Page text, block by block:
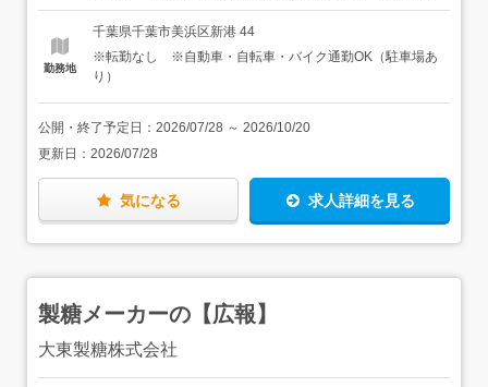
運用提案・労働安全衛生の主管（安全衛生委員会の運営、
工場パトロール、改善指導など）＜IT・システム＞・事業
運営に適したネットワーク環境の導入検討・申請◆入社後
は…既存の総務メンバーと一緒に、日々の業務から少しず
つ全体像を掴んでいっていただきます。徐々に業務範囲を
広げ、経験を積んでいきましょう。◆ゆくゆくは…あなた
もお任せしたいと考えています。★各拠点のファシリティ
業務は、食堂の運用ルール提案や、拠点の草刈りの計画な
ども含め、多岐にわたります。★総務メンバーは、若手か
らベテランまで、6名の社員が活躍中！
に就くことも見据えて、腰を据えて働きたい方・会社全体
＞年収500万円～680万円
勤務地
千葉県千葉市美浜区新港 44
※転勤なし ※自動車・自転車・バイク通勤OK（駐車場あ
り）
公開・終了予定日： 2026/07/28 ～ 2026/10/20
更新日： 2026/07/28
気になる 求人詳細を見る
製糖メーカーの【広報】
大東製糖株式会社